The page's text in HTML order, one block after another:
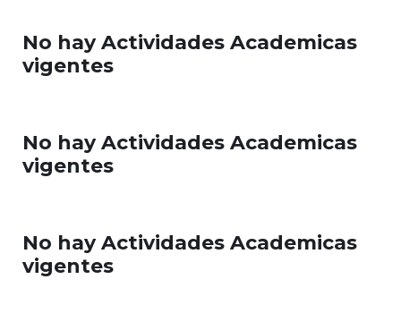
No hay Actividades Academicas
vigentes
No hay Actividades Academicas
vigentes
No hay Actividades Academicas
vigentes